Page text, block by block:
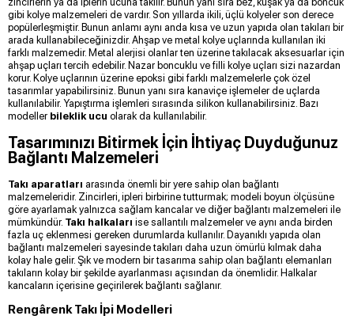
gibi kolye malzemeleri de vardır. Son yıllarda ikili, üçlü kolyeler son derece
popülerleşmiştir. Bunun anlamı aynı anda kısa ve uzun yapıda olan takıları bir
arada kullanabileceğinizdir. Ahşap ve metal kolye uçlarında kullanılan iki
farklı malzemedir. Metal alerjisi olanlar ten üzerine takılacak aksesuarlar için
ahşap uçları tercih edebilir. Nazar boncuklu ve filli kolye uçları sizi nazardan
korur. Kolye uçlarının üzerine epoksi gibi farklı malzemelerle çok özel
tasarımlar yapabilirsiniz. Bunun yanı sıra kanaviçe işlemeler de uçlarda
kullanılabilir. Yapıştırma işlemleri sırasında silikon kullanabilirsiniz. Bazı
modeller bileklik ucu olarak da kullanılabilir.
Tasarımınızı Bitirmek İçin İhtiyaç Duyduğunuz
Bağlantı Malzemeleri
Takı aparatları arasında önemli bir yere sahip olan bağlantı
malzemeleridir. Zincirleri, ipleri birbirine tutturmak; modeli boyun ölçüsüne
göre ayarlamak yalnızca sağlam kancalar ve diğer bağlantı malzemeleri ile
mümkündür. Takı halkaları ise sallantılı malzemeler ve aynı anda birden
fazla uç eklenmesi gereken durumlarda kullanılır. Dayanıklı yapıda olan
bağlantı malzemeleri sayesinde takıları daha uzun ömürlü kılmak daha
kolay hale gelir. Şık ve modern bir tasarıma sahip olan bağlantı elemanları
takıların kolay bir şekilde ayarlanması açısından da önemlidir. Halkalar
kancaların içerisine geçirilerek bağlantı sağlanır.
Rengârenk Takı İpi Modelleri